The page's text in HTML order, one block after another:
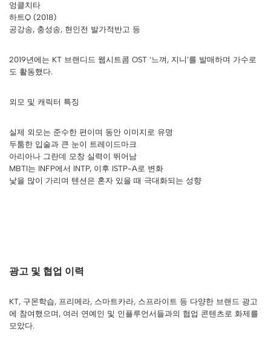
엉클치타
하트Q (2018)
공강송, 충성송, 현인전 발가적반고 등
2019년에는 KT 브랜디드 웹시트콤 OST ‘느껴, 지니’를 발매하며 가수로
도 활동했다.
외모 및 캐릭터 특징
실제 외모는 준수한 편이며 동안 이미지로 유명
두툼한 입술과 큰 눈이 트레이드마크
아리아나 그란데 모창 실력이 뛰어남
MBTI는 INFP에서 INTP, 이후 ISTP-A로 변화
낯을 많이 가리며 텐션은 혼자 있을 때 극대화되는 성향
광고 및 협업 이력
KT, 구몬학습, 프리메라, 스마트카라, 스프라이트 등 다양한 브랜드 광고
에 참여했으며, 여러 연예인 및 인플루언서들과의 협업 콘텐츠로 화제를
모았다.